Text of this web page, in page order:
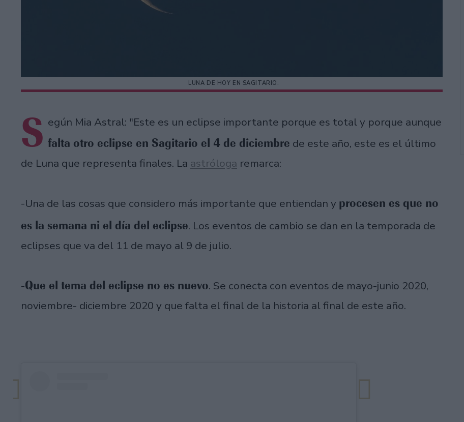
LUNA DE HOY EN SAGITARIO.
S egún Mia Astral: "Este es un eclipse importante porque es total y porque aunque
falta otro eclipse en Sagitario el 4 de diciembre de este año, este es el último
de Luna que representa finales. La astróloga remarca:
-Una de las cosas que considero más importante que entiendan y procesen es que no
es la semana ni el día del eclipse. Los eventos de cambio se dan en la temporada de
eclipses que va del 11 de mayo al 9 de julio.
-Que el tema del eclipse no es nuevo. Se conecta con eventos de mayo-junio 2020,
noviembre- diciembre 2020 y que falta el final de la historia al final de este año.